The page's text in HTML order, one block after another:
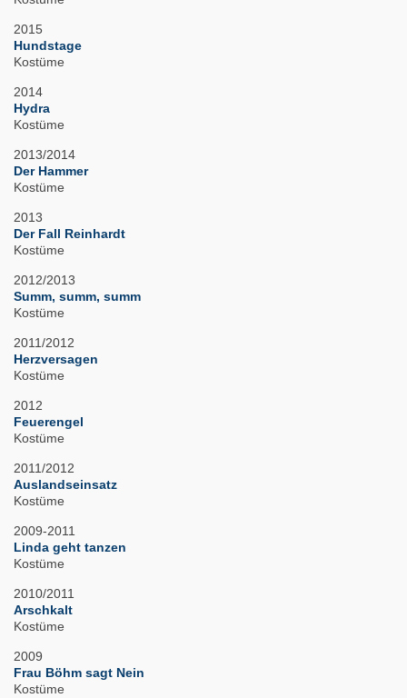
2015
Hundstage
Kostüme
2014
Hydra
Kostüme
2013/2014
Der Hammer
Kostüme
2013
Der Fall Reinhardt
Kostüme
2012/2013
Summ, summ, summ
Kostüme
2011/2012
Herzversagen
Kostüme
2012
Feuerengel
Kostüme
2011/2012
Auslandseinsatz
Kostüme
2009-2011
Linda geht tanzen
Kostüme
2010/2011
Arschkalt
Kostüme
2009
Frau Böhm sagt Nein
Kostüme